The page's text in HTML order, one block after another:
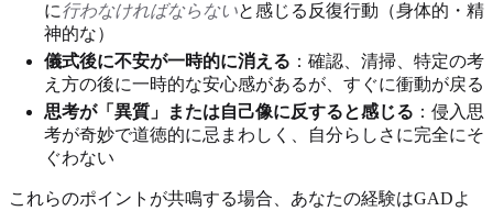
に行わなければならないと感じる反復行動（身体的・精
神的な）
儀式後に不安が一時的に消える ：確認、清掃、特定の考
え方の後に一時的な安心感があるが、すぐに衝動が戻る
思考が「異質」または自己像に反すると感じる ：侵入思
考が奇妙で道徳的に忌まわしく、自分らしさに完全にそ
ぐわない
これらのポイントが共鳴する場合、あなたの経験はGADよ